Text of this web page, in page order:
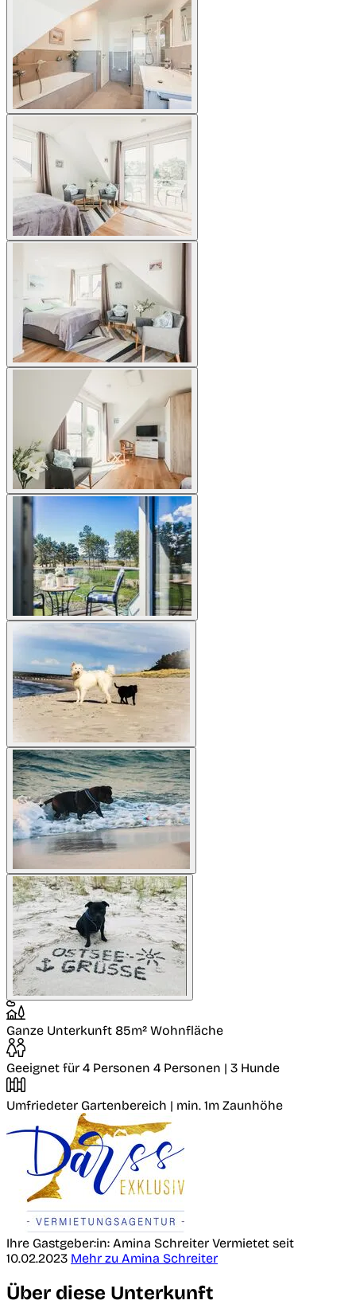
Ganze Unterkunft 85m² Wohnfläche
Geeignet für 4 Personen 4 Personen | 3 Hunde
Umfriedeter Gartenbereich | min. 1m Zaunhöhe
Ihre Gastgeber:in: Amina Schreiter Vermietet seit
10.02.2023 Mehr zu Amina Schreiter
Über diese Unterkunft